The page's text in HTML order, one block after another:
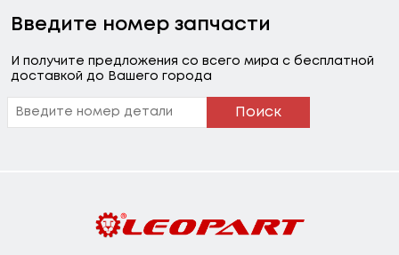
Введите номер запчасти
И получите предложения со всего мира с бесплатной
доставкой до Вашего города
Поиск